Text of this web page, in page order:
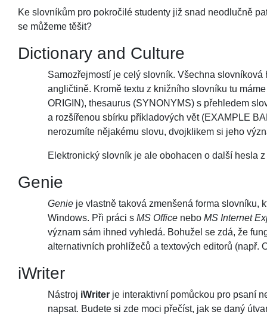
Ke slovníkům pro pokročilé studenty již snad neodlučně
se můžeme těšit?
Dictionary and Culture
Samozřejmostí je celý slovník. Všechna
angličtině. Kromě textu z knižního slovníku tu
ORIGIN), thesaurus (SYNONYMS) s přehledem
a rozšířenou sbírku příkladových vět (EXAMPLE
nerozumíte nějakému slovu, dvojklikem si jeho
Elektronický slovník je ale obohacen o další hesla
Genie
Genie je vlastně taková zmenšená forma slovníku,
Windows. Při práci s MS Office nebo MS Internet
význam sám ihned vyhledá. Bohužel se zdá, že
alternativních prohlížečů a textových editorů (např.
iWriter
Nástroj iWriter je interaktivní pomůckou pro psaní
napsat. Budete si zde moci přečíst, jak se daný